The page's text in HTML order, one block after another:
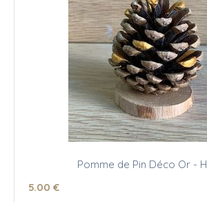
Pomme de Pin Déco Or -
5.00 €